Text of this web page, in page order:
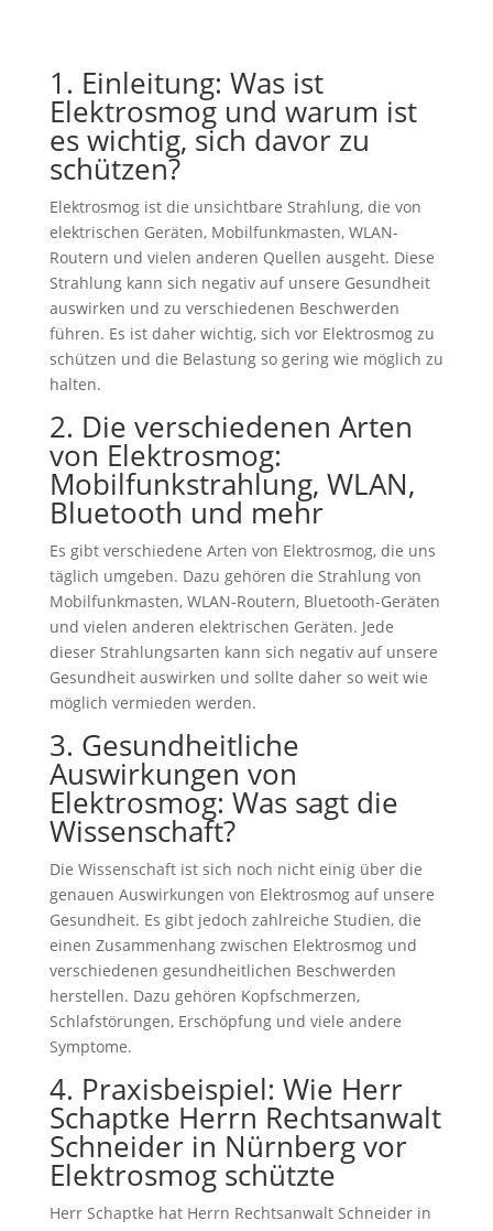
1. Einleitung: Was ist
Elektrosmog und warum ist
es wichtig, sich davor zu
schützen?
Elektrosmog ist die unsichtbare Strahlung, die von
elektrischen Geräten, Mobilfunkmasten, WLAN-
Routern und vielen anderen Quellen ausgeht. Diese
Strahlung kann sich negativ auf unsere Gesundheit
auswirken und zu verschiedenen Beschwerden
führen. Es ist daher wichtig, sich vor Elektrosmog zu
schützen und die Belastung so gering wie möglich zu
halten.
2. Die verschiedenen Arten
von Elektrosmog:
Mobilfunkstrahlung, WLAN,
Bluetooth und mehr
Es gibt verschiedene Arten von Elektrosmog, die uns
täglich umgeben. Dazu gehören die Strahlung von
Mobilfunkmasten, WLAN-Routern, Bluetooth-Geräten
und vielen anderen elektrischen Geräten. Jede
dieser Strahlungsarten kann sich negativ auf unsere
Gesundheit auswirken und sollte daher so weit wie
möglich vermieden werden.
3. Gesundheitliche
Auswirkungen von
Elektrosmog: Was sagt die
Wissenschaft?
Die Wissenschaft ist sich noch nicht einig über die
genauen Auswirkungen von Elektrosmog auf unsere
Gesundheit. Es gibt jedoch zahlreiche Studien, die
einen Zusammenhang zwischen Elektrosmog und
verschiedenen gesundheitlichen Beschwerden
herstellen. Dazu gehören Kopfschmerzen,
Schlafstörungen, Erschöpfung und viele andere
Symptome.
4. Praxisbeispiel: Wie Herr
Schaptke Herrn Rechtsanwalt
Schneider in Nürnberg vor
Elektrosmog schützte
Herr Schaptke hat Herrn Rechtsanwalt Schneider in